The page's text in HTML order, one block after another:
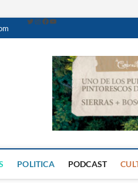
Caminante
PERIÓDICO DIGITAL DEL VALLE DE
POLITICA PODCAST